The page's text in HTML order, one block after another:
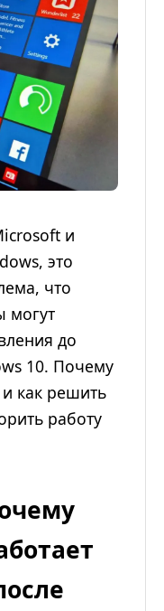
и
это
что
могут
до
10. Почему
как решить
работу